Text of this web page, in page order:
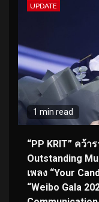
UPDATE
1 min read
“PP KRIT” คว้า
Outstanding
เพลง “Your
“Weibo Gala